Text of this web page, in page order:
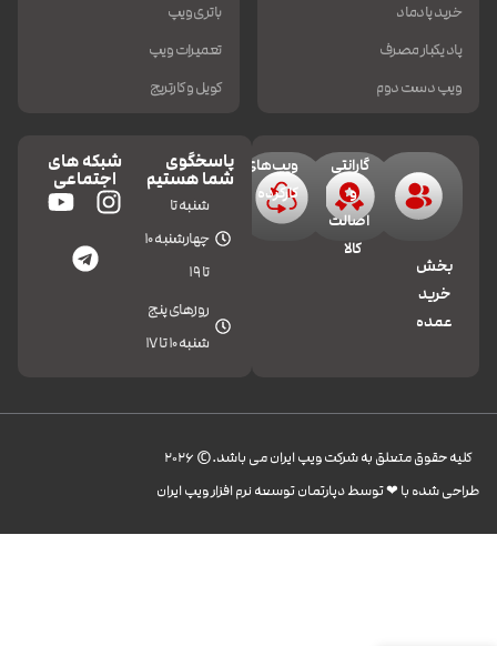
خرید پادماد
پاد یکبار مصرف
ویپ دست دوم
باتری ویپ
تعمیرات ویپ
کویل و کارتریج
بخش
خرید
عمده
گارانتی
و
اصالت
کالا
ویپ‌های
کارکرده
پاسخگوی
شما هستیم
شنبه تا
چهارشنبه 10
تا 19
روزهای پنج
شنبه 10 تا 17
شبکه های
اجتماعی
کليه حقوق متعلق به شرکت ویپ ایران می باشد.© 2026
طراحی شده با ❤︎ توسط دپارتمان توسعه نرم افزار ویپ ایران